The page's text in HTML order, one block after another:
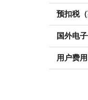
预扣税（
国外电
用户费用